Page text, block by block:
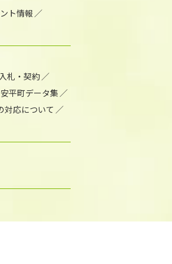
ト情報
札・契約
安平町データ集
対応について